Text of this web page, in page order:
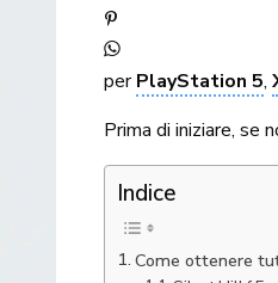
perPlayStation 5,
Prima di iniziare,
Indice
Come ottenere